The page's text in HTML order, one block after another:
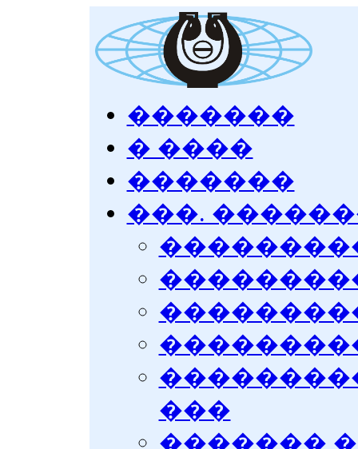
�������
� ����
�������
���.
���������
���������
���������
���������
���
�������